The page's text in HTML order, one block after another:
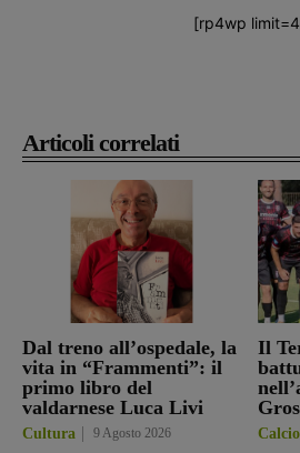
Articoli correlati
Dal treno all’ospedale, la
vita in “Frammenti”: il
primo libro del
valdarnese Luca Livi
Cultura 9 Agosto 2026
Il
Calcio
[rp4wp